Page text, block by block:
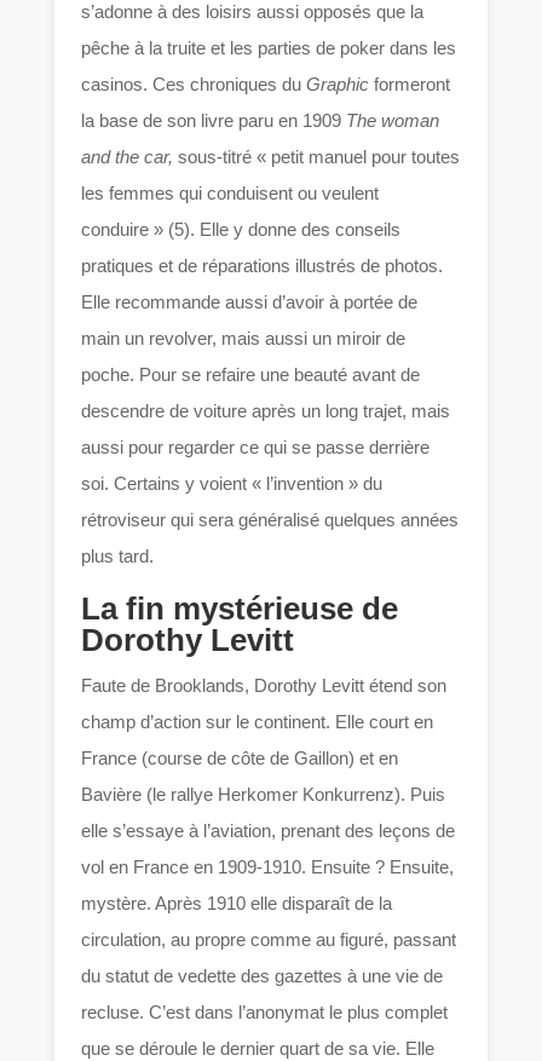
s’adonne à des loisirs aussi opposés que la
pêche à la truite et les parties de poker dans les
casinos. Ces chroniques duGraphic formeront
la base de son livre paru en 1909 The woman
and the car,sous-titré « petit manuel pour toutes
les femmes qui conduisent ou veulent
conduire » (5). Elle y donne des conseils
pratiques et de réparations illustrés de photos.
Elle recommande aussi d’avoir à portée de
main un revolver, mais aussi un miroir de
poche. Pour se refaire une beauté avant de
descendre de voiture après un long trajet, mais
aussi pour regarder ce qui se passe derrière
soi. Certains y voient « l’invention » du
rétroviseur qui sera généralisé quelques années
plus tard.
La fin mystérieuse de
Dorothy Levitt
Faute de Brooklands, Dorothy Levitt étend son
champ d’action sur le continent. Elle court en
France (course de côte de Gaillon) et en
Bavière (le rallye Herkomer Konkurrenz). Puis
elle s’essaye à l’aviation, prenant des leçons de
vol en France en 1909-1910. Ensuite ? Ensuite,
mystère. Après 1910 elle disparaît de la
circulation, au propre comme au figuré, passant
du statut de vedette des gazettes à une vie de
recluse. C’est dans l’anonymat le plus complet
que se déroule le dernier quart de sa vie. Elle